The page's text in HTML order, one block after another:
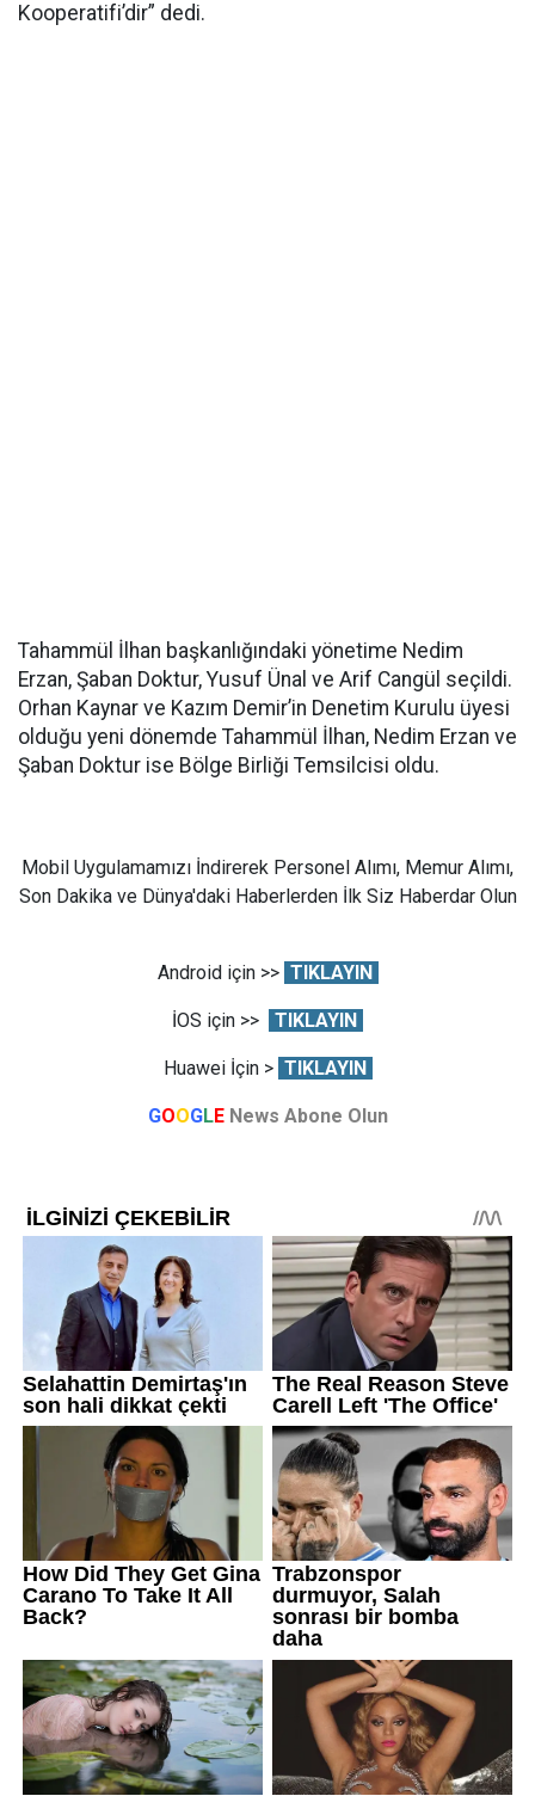
Kooperatifi’dir” dedi.
Tahammül İlhan başkanlığındaki yönetime Nedim
Erzan, Şaban Doktur, Yusuf Ünal ve Arif Cangül seçildi.
Orhan Kaynar ve Kazım Demir’in Denetim Kurulu üyesi
olduğu yeni dönemde Tahammül İlhan, Nedim Erzan ve
Şaban Doktur ise Bölge Birliği Temsilcisi oldu.
Mobil Uygulamamızı İndirerek Personel Alımı, Memur Alımı,
Son Dakika ve Dünya'daki Haberlerden İlk Siz Haberdar Olun
Android için >> TIKLAYIN
İOS için >> TIKLAYIN
Huawei İçin > TIKLAYIN
GOOGLE News Abone Olun